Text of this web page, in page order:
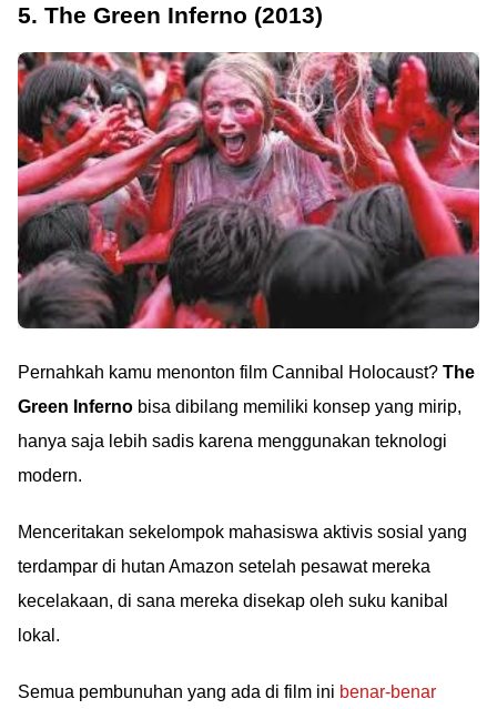
5. The Green Inferno (2013)
Pernahkah kamu menonton film Cannibal Holocaust? The
Green Inferno bisa dibilang memiliki konsep yang mirip,
hanya saja lebih sadis karena menggunakan teknologi
modern.
Menceritakan sekelompok mahasiswa aktivis sosial yang
terdampar di hutan Amazon setelah pesawat mereka
kecelakaan, di sana mereka disekap oleh suku kanibal
lokal.
Semua pembunuhan yang ada di film ini benar-benar